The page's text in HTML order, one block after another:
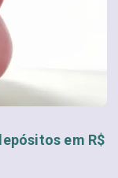
em R$